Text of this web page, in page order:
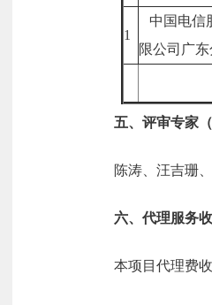
1
中国电信
限公司广
五、评审专家
陈涛、汪吉珊
六、代理服务
本项目代理费